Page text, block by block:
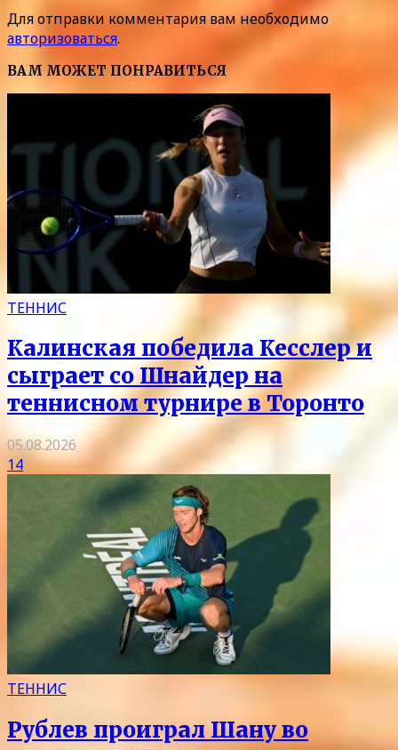
Для отправки комментария вам необходимо
авторизоваться.
ВАМ МОЖЕТ ПОНРАВИТЬСЯ
ТЕННИС
Калинская победила Кесслер и
сыграет со Шнайдер на
теннисном турнире в Торонто
05.08.2026
14
ТЕННИС
Рублев проиграл Шану во